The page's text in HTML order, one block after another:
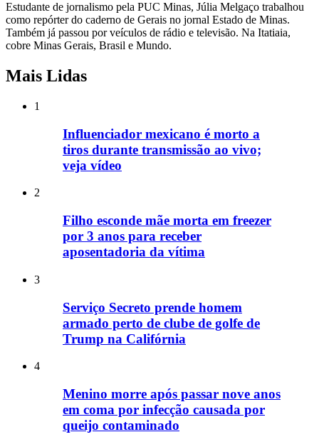
Estudante de jornalismo pela PUC Minas, Júlia Melgaço trabalhou
como repórter do caderno de Gerais no jornal Estado de Minas.
Também já passou por veículos de rádio e televisão. Na Itatiaia,
cobre Minas Gerais, Brasil e Mundo.
Mais Lidas
1
Influenciador mexicano é morto a
tiros durante transmissão ao vivo;
veja vídeo
2
Filho esconde mãe morta em freezer
por 3 anos para receber
aposentadoria da vítima
3
Serviço Secreto prende homem
armado perto de clube de golfe de
Trump na Califórnia
4
Menino morre após passar nove anos
em coma por infecção causada por
queijo contaminado